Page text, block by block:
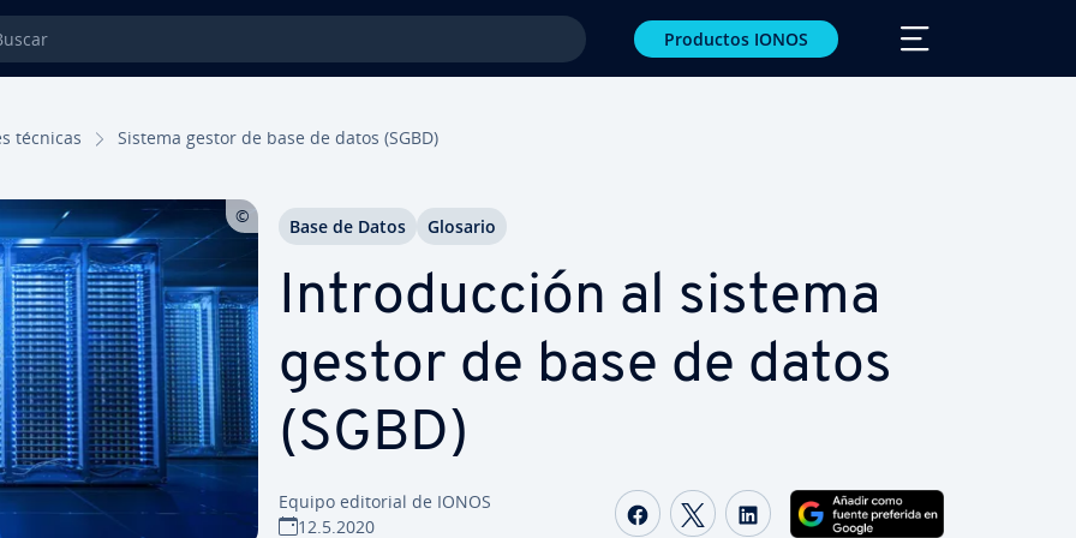
Productos IONOS
técnicas Sistema gestor de base de datos (SGBD)
In­tro­du­c­ción al sistema
gestor de base de datos
(SGBD)
Equipo editorial de IONOS
12.5.2020
Compartir Facebook
Compartir Twitter
Compartir LinkedIn
Base de Datos Glosario